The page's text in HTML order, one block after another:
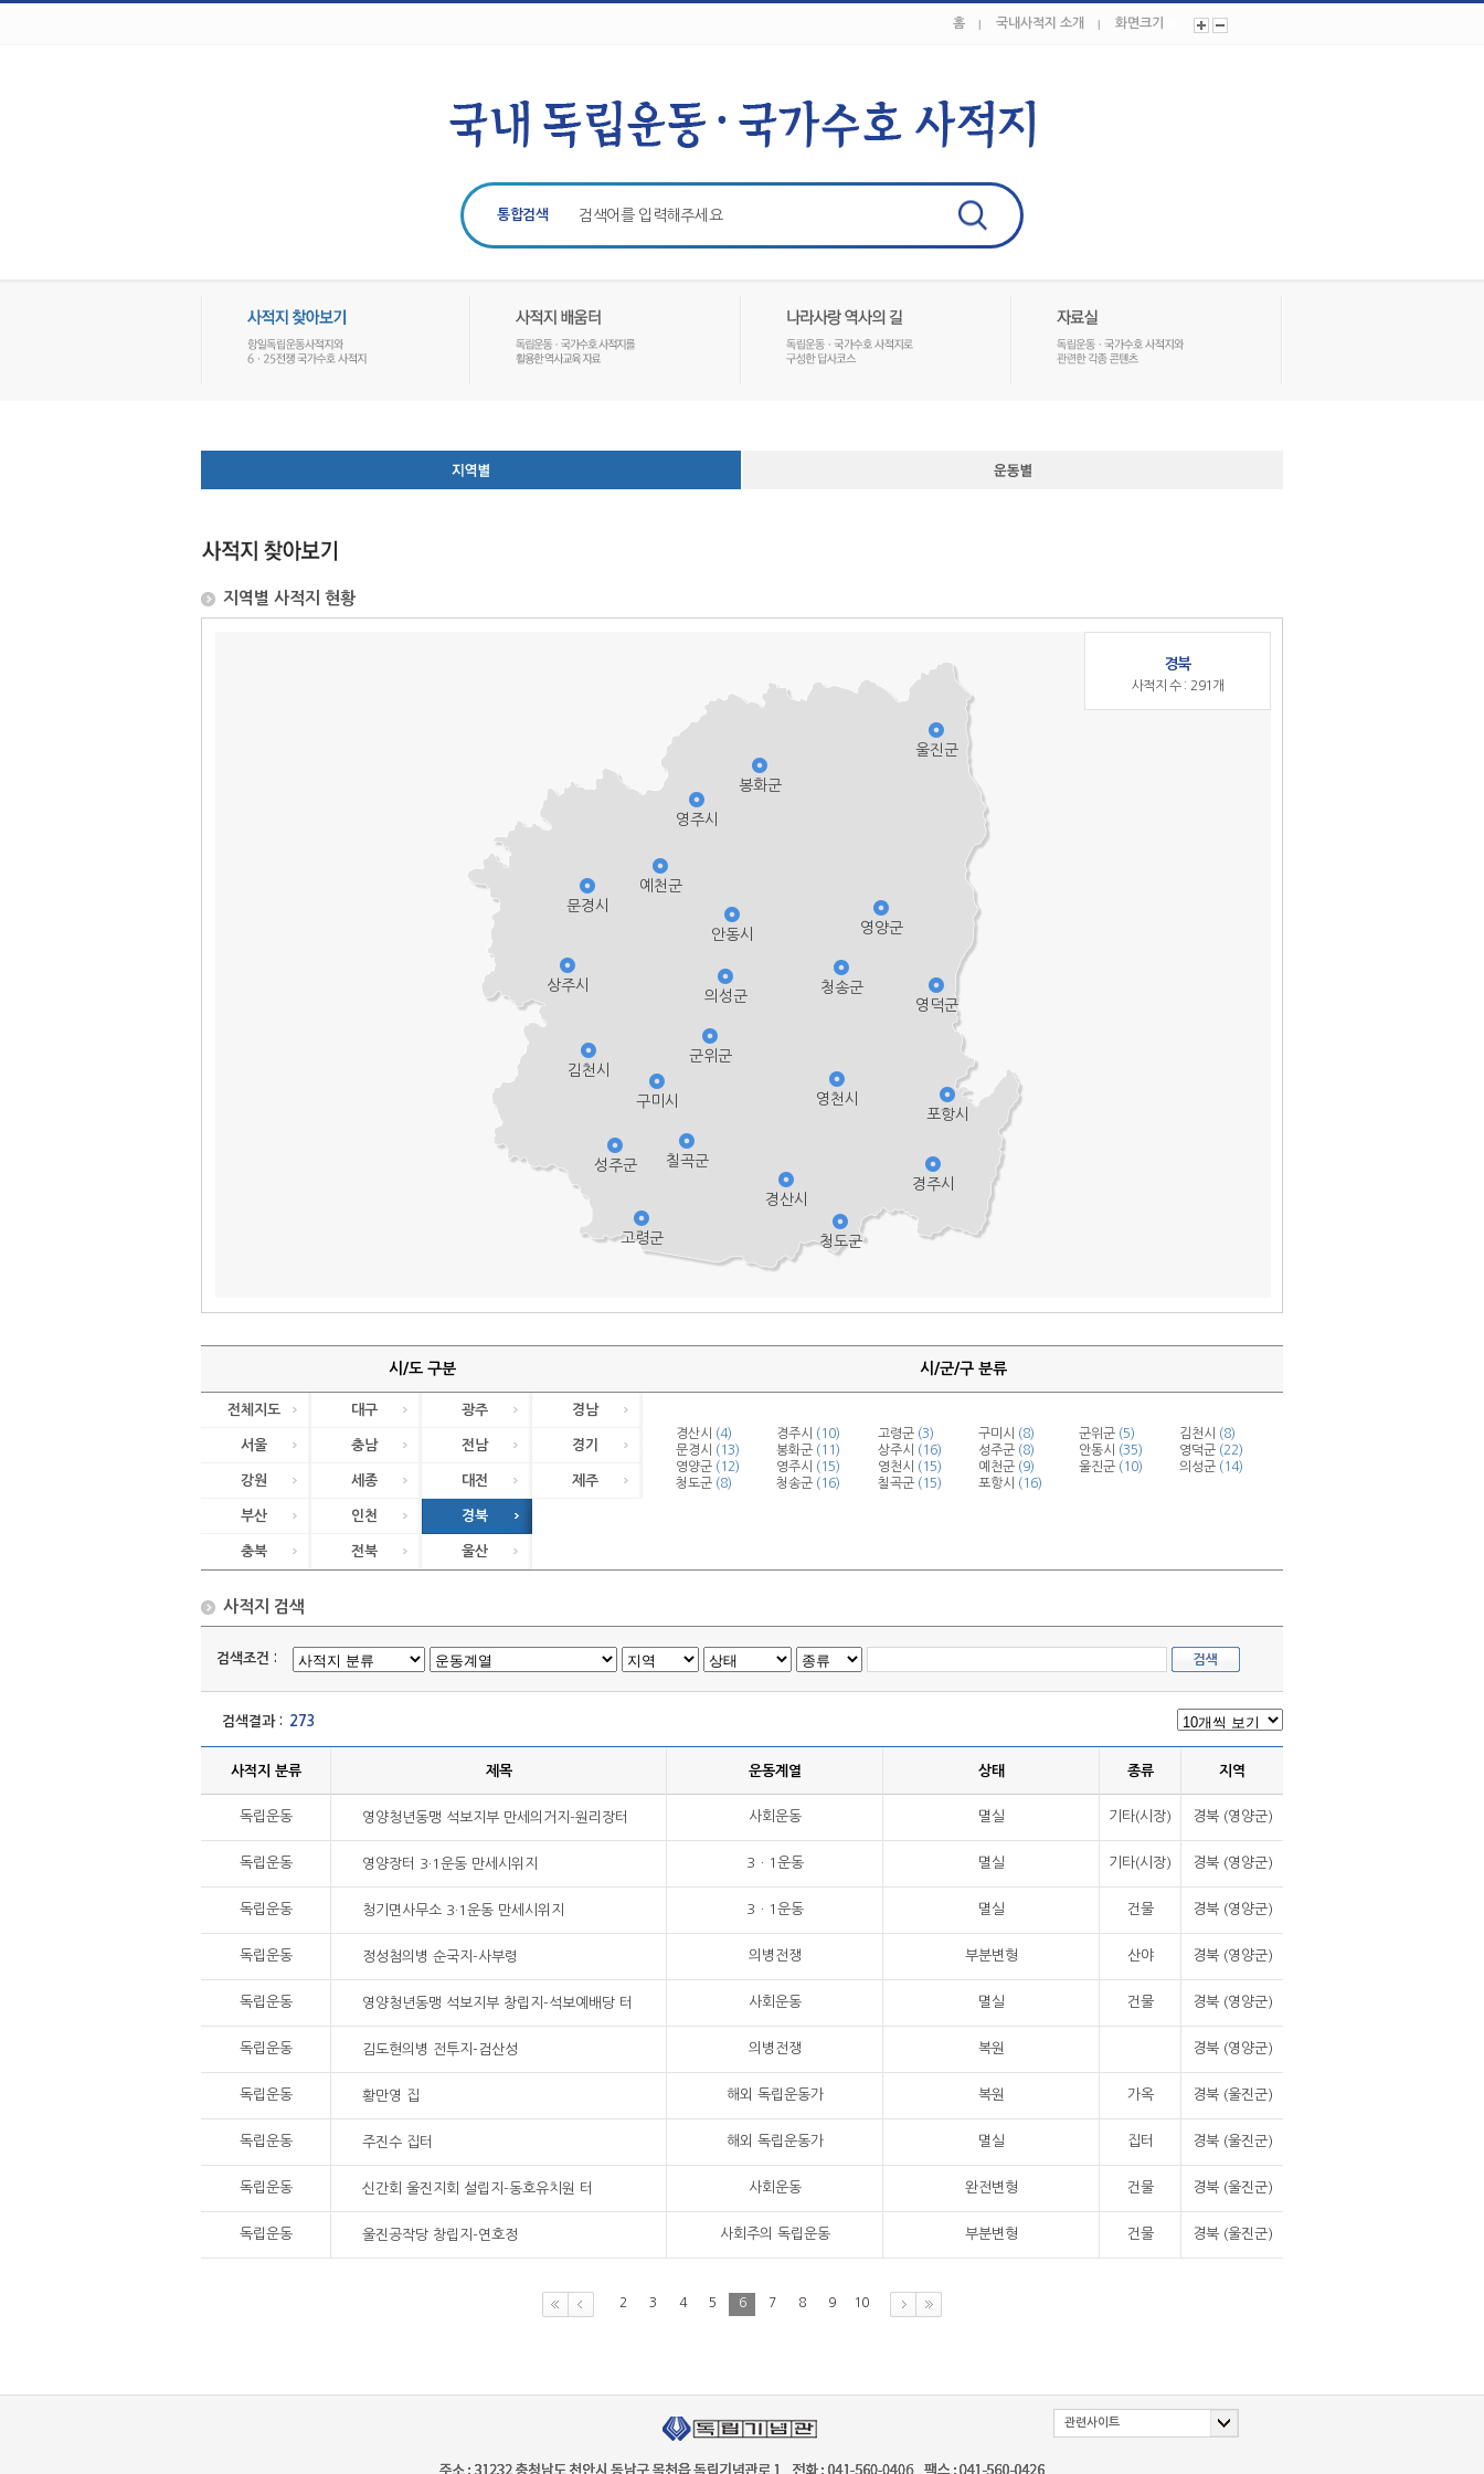
홈 국내사적지 소개 화면크기
통합검색
지역별 사적지 현황
경산시
경주시
고령군
구미시
군위군
청도군
청송군
김천시
문경시
봉화군
상주시
성주군 칠곡군
포항시
안동시
영덕군
영양군
영주시
영천시
예천군
울진군
의성군
경북
사적지 수 : 291개
시/도 구분 시/군/구 분류
전체지도
서울
강원
부산
충북
대구
충남
세종
인천
전북
광주
전남
대전
경북
울산
경남
경기
제주
경산시 (4) 경주시 (10) 고령군 (3) 구미시 (8) 군위군 (5) 김천시
(8)
문경시
(13) 봉화군 (11) 상주시 (16) 성주군 (8) 안동시 (35) 영덕군 (22)
영양군 (12) 영주시 (15) 영천시 (15) 예천군 (9) 울진군 (10) 의성군 (14)
청도군 (8) 청송군 (16) 칠곡군 (15) 포항시 (16)
사적지 검색
검색조건 :
검색결과 : 273
사적지 분류 제목 운동계열 상태 종류 지역
독립운동 영양청년동맹 석보지부 만세의거지-원리장터 사회운동 멸실 기타(시장) 경북 (영양군)
독립운동 영양장터 3·1운동 만세시위지 3ㆍ1운동 멸실 기타(시장) 경북 (영양군)
독립운동 청기면사무소 3·1운동 만세시위지 3ㆍ1운동 멸실 건물 경북 (영양군)
독립운동 정성첨의병 순국지-사부령 의병전쟁 부분변형 산야 경북 (영양군)
독립운동 영양청년동맹 석보지부 창립지-석보예배당 터 사회운동 멸실 건물 경북 (영양군)
독립운동 김도현의병 전투지-검산성 의병전쟁 복원 경북 (영양군)
독립운동 황만영 집 해외 독립운동가 복원 가옥 경북 (울진군)
독립운동 주진수 집터 해외 독립운동가 멸실 집터 경북 (울진군)
독립운동 신간회 울진지회 설립지-동호유치원 터 사회운동 완전변형 건물 경북 (울진군)
독립운동 울진공작당 창립지-연호정 사회주의 독립운동 부분변형 건물 경북 (울진군)
2 3 4 5 6 7 8 9 10
관련사이트